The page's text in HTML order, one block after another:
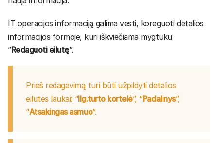
IT operacijos informaciją galima vesti, koreguoti detalios
informacijos formoje, kuri iškviečiama mygtuku
”Redaguoti eilutę”.
Prieš redagavimą turi būti užpildyti detalios
eilutės laukai: “Ilg.turto kortelė”, “Padalinys”,
“Atsakingas asmuo”.